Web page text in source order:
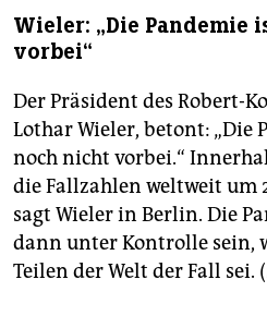
Wieler: „Die Pandemie
vorbei“
Der Präsident des Robert-
Lothar Wieler, betont: „Die
noch nicht vorbei.“
die Fallzahlen weltweit um
sagt Wieler in Berlin. Die
dann unter Kontrolle sein,
Teilen der Welt der Fall sei. (